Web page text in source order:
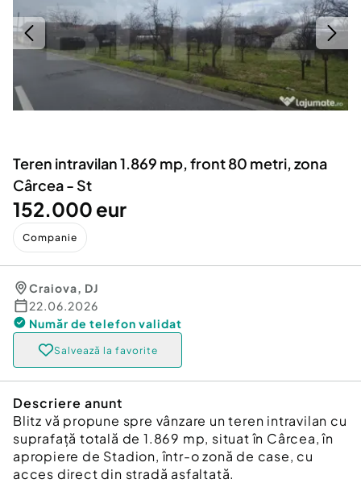
Servicii
Animale de companie
Afaceri și echipamente profesionale
Inchiriere Bunuri si Vehicule
Utilaje agricole si industriale
Piese auto si accesorii
Dacia Duster
Teren intravilan 1.869 mp, front 80 metri, zona
Cârcea - St
152.000 eur
Companie
Craiova, DJ
22.06.2026
Număr de telefon validat
Salvează la favorite
Descriere anunt
Blitz vă propune spre vânzare un teren intravilan cu
suprafață totală de 1.869 mp, situat în Cârcea, în
apropiere de Stadion, într-o zonă de case, cu
acces direct din stradă asfaltată.